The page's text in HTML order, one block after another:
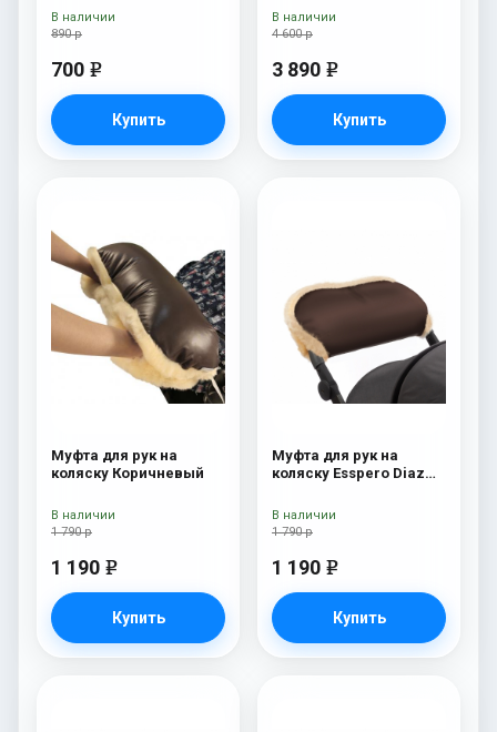
890 р
700 e
Купить
В наличии
4 600 р
3 890 e
Купить
В наличии
Муфта для рук на
коляску Коричневый
1 790 р
1 190 e
Купить
В наличии
Муфта для рук на
коляску Esspero Diaz
Chocolat
1 790 р
1 190 e
Купить
В наличии